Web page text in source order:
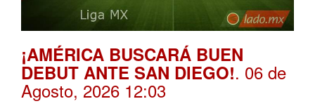
¡AMÉRICA BUSCARÁ BUEN
DEBUT ANTE SAN DIEGO!. 06 de
Agosto, 2026 12:03